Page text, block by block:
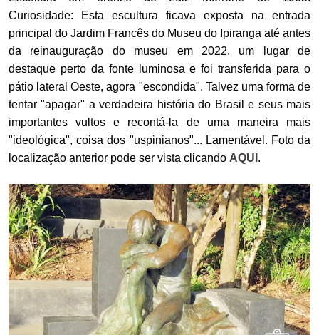
Curiosidade: Esta escultura ficava exposta na entrada
principal do Jardim Francês do Museu do Ipiranga até antes
da reinauguração do museu em 2022, um lugar de
destaque perto da fonte luminosa e foi transferida para o
pátio lateral Oeste, agora "escondida". Talvez uma forma de
tentar "apagar" a verdadeira história do Brasil e seus mais
importantes vultos e recontá-la de uma maneira mais
"ideológica", coisa dos "uspinianos"... Lamentável. Foto da
localização anterior pode ser vista clicando AQUI .